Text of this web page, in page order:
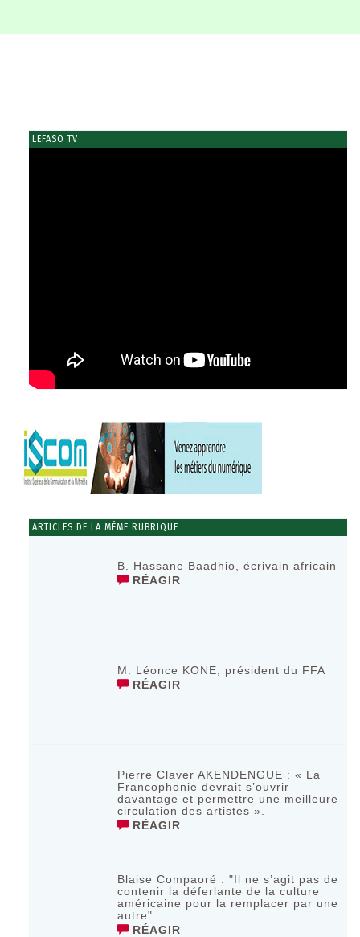
LEFASO TV
ARTICLES DE LA MÊME RUBRIQUE
B. Hassane Baadhio, écrivain africain
RÉAGIR
M. Léonce KONE, président du FFA
RÉAGIR
Pierre Claver AKENDENGUE : « La
Francophonie devrait s’ouvrir
davantage et permettre une meilleure
circulation des artistes ».
RÉAGIR
Blaise Compaoré : "Il ne s’agit pas de
contenir la déferlante de la culture
américaine pour la remplacer par une
autre"
RÉAGIR